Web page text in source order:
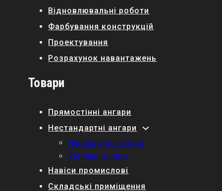
Відновлювальні роботи
Фарбування конструкцій
Проектування
Розрахунок навантажень
Товари
Прямостінні ангари
Нестандартні ангари
Нестандартні ангари
Утеплені ангари
Навіси промислові
Складські приміщення